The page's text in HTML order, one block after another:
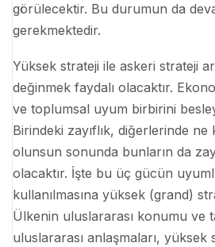
görülecektir. Bu durumun da
gerekmektedir.
Yüksek strateji ile askeri strateji
değinmek faydalı olacaktır.
ve toplumsal uyum birbirini
Birindeki zayıflık, diğerlerinde
olunsun sonunda bunların da
olacaktır. İşte bu üç gücün
kullanılmasına yüksek (grand)
Ülkenin uluslararası konumu ve
uluslararası anlaşmaları, yüksek